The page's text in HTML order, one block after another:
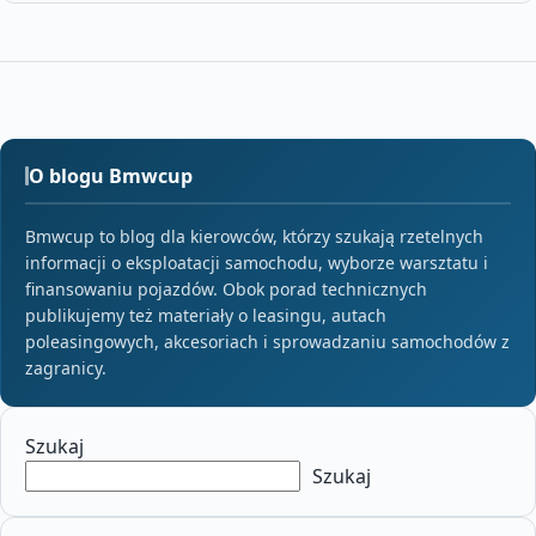
O blogu Bmwcup
Bmwcup to blog dla kierowców, którzy szukają rzetelnych
informacji o eksploatacji samochodu, wyborze warsztatu i
finansowaniu pojazdów. Obok porad technicznych
publikujemy też materiały o leasingu, autach
poleasingowych, akcesoriach i sprowadzaniu samochodów z
zagranicy.
Szukaj
Szukaj